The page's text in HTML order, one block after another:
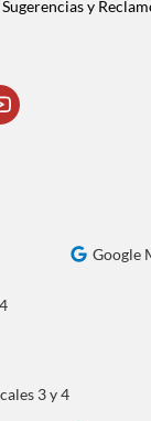
y
Google
3 y 4